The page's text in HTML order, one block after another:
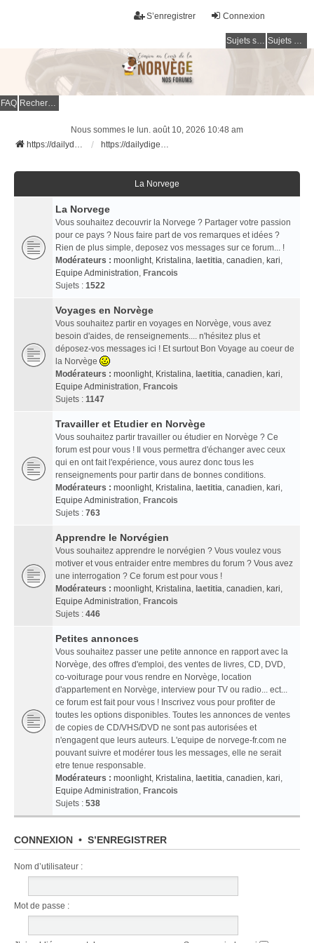
Connexion
S’enregistrer
Sujets sans réponse Sujets actifs
FAQ Rechercher
Nous sommes le lun. août 10, 2026 10:48 am
https://dailydigesthub.com
https://dailydigesthub.com
La Norvege
La Norvege
Vous souhaitez decouvrir la Norvege ? Partager votre passion
pour ce pays ? Nous faire part de vos remarques et idées ?
Rien de plus simple, deposez vos messages sur ce forum... !
Modérateurs : moonlight, Kristalina, laetitia, canadien, kari,
Equipe Administration, Francois
Sujets : 1522
Voyages en Norvège
Vous souhaitez partir en voyages en Norvège, vous avez
besoin d'aides, de renseignements.... n'hésitez plus et
déposez-vos messages ici ! Et surtout Bon Voyage au coeur de
la Norvège
Modérateurs : moonlight, Kristalina, laetitia, canadien, kari,
Equipe Administration, Francois
Sujets : 1147
Travailler et Etudier en Norvège
Vous souhaitez partir travailler ou étudier en Norvège ? Ce
forum est pour vous ! Il vous permettra d'échanger avec ceux
qui en ont fait l'expérience, vous aurez donc tous les
renseignements pour partir dans de bonnes conditions.
Modérateurs : moonlight, Kristalina, laetitia, canadien, kari,
Equipe Administration, Francois
Sujets : 763
Apprendre le Norvégien
Vous souhaitez apprendre le norvégien ? Vous voulez vous
motiver et vous entraider entre membres du forum ? Vous avez
une interrogation ? Ce forum est pour vous !
Modérateurs : moonlight, Kristalina, laetitia, canadien, kari,
Equipe Administration, Francois
Sujets : 446
Petites annonces
Vous souhaitez passer une petite annonce en rapport avec la
Norvège, des offres d'emploi, des ventes de livres, CD, DVD,
co-voiturage pour vous rendre en Norvège, location
d'appartement en Norvège, interview pour TV ou radio... ect...
ce forum est fait pour vous ! Inscrivez vous pour profiter de
toutes les options disponibles. Toutes les annonces de ventes
de copies de CD/VHS/DVD ne sont pas autorisées et
n'engagent que leurs auteurs. L'equipe de norvege-fr.com ne
pouvant suivre et modérer tous les messages, elle ne serait
etre tenue responsable.
Modérateurs : moonlight, Kristalina, laetitia, canadien, kari,
Equipe Administration, Francois
Sujets : 538
CONNEXION • S’ENREGISTRER
Nom d’utilisateur :
Mot de passe :